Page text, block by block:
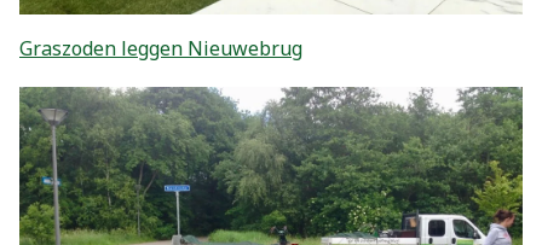
Graszoden leggen Nieuwebrug